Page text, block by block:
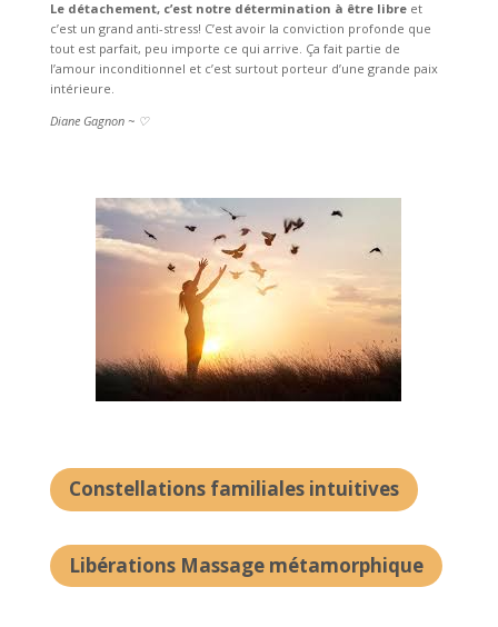
Le détachement, c’est notre détermination à être libreet
c’est un grand anti-stress! C’est avoir la conviction profonde que
tout est parfait, peu importe ce qui arrive. Ça fait partie de
l’amour inconditionnel et c’est surtout porteur d’une grande paix
intérieure.
Diane Gagnon ~ ♡
Constellations familiales intuitives
Libérations Massage métamorphique